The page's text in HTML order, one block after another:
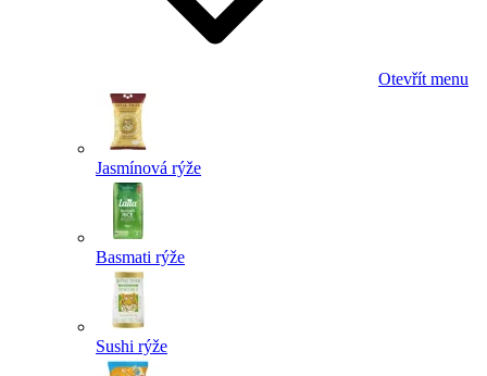
Otevřít menu
Jasmínová rýže
Basmati rýže
Sushi rýže